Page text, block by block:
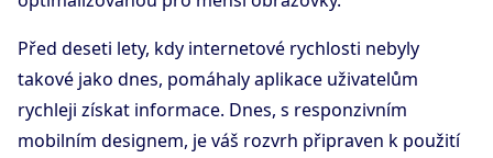
Před deseti lety, kdy internetové rychlosti nebyly
takové jako dnes, pomáhaly aplikace uživatelům
rychleji získat informace. Dnes, s responzivním
mobilním designem, je váš rozvrh připraven k použití